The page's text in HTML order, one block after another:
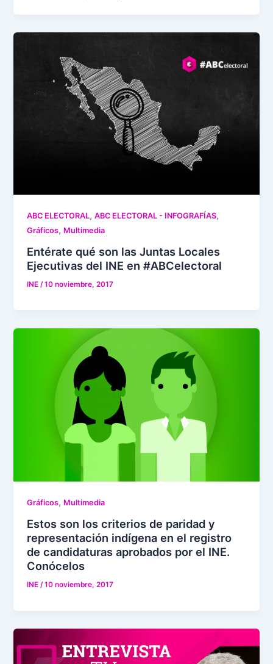
ABC ELECTORAL,ABC ELECTORAL - INFOGRAFÍAS,
Gráficos, Multimedia
Entérate qué son las Juntas Locales
Ejecutivas del INE en #ABCelectoral
INE /10 noviembre, 2017
Gráficos, Multimedia
Estos son los criterios de paridad y
representación indígena en el registro
de candidaturas aprobados por el INE.
Conócelos
INE/10 noviembre, 2017